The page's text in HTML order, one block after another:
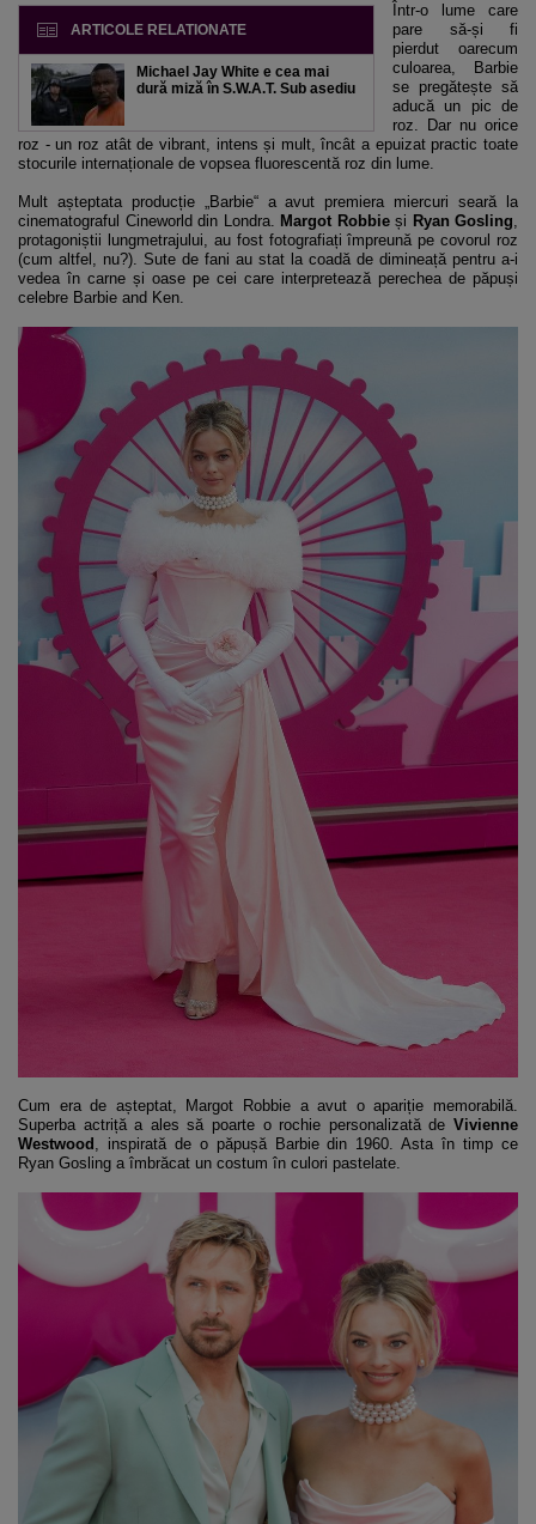
ARTICOLE RELATIONATE
Michael Jay White e cea mai
dură miză în S.W.A.T. Sub asediu
Într-o lume care
pare să-și fi
pierdut oarecum
culoarea, Barbie
se pregătește să
aducă un pic de
roz. Dar nu orice
roz - un roz atât de vibrant, intens și mult, încât a epuizat practic toate
stocurile internaționale de vopsea fluorescentă roz din lume.
Mult așteptata producție „Barbie“ a avut premiera miercuri seară la
cinematograful Cineworld din Londra. Margot Robbieși Ryan Gosling,
protagoniștii lungmetrajului, au fost fotografiați împreună pe covorul roz
(cum altfel, nu?). Sute de fani au stat la coadă de dimineață pentru a-i
vedea în carne și oase pe cei care interpretează perechea de păpuși
celebre Barbie and Ken.
Cum era de așteptat, Margot Robbie a avut o apariție memorabilă.
Superba actriță a ales să poarte o rochie personalizată de Vivienne
Westwood , inspirată de o păpușă Barbie din 1960. Asta în timp ce
Ryan Gosling a îmbrăcat un costum în culori pastelate.